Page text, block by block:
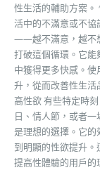
性生活的輔助方案。
活中的不滿意或不
——越不滿意，越不
打破這個循環。它
中獲得更多快感。
升，從而改善性生
高性欲 有些特定時
日、情人節，或者
是理想的選擇。它的
到明顯的性欲提升
提高性體驗的用戶